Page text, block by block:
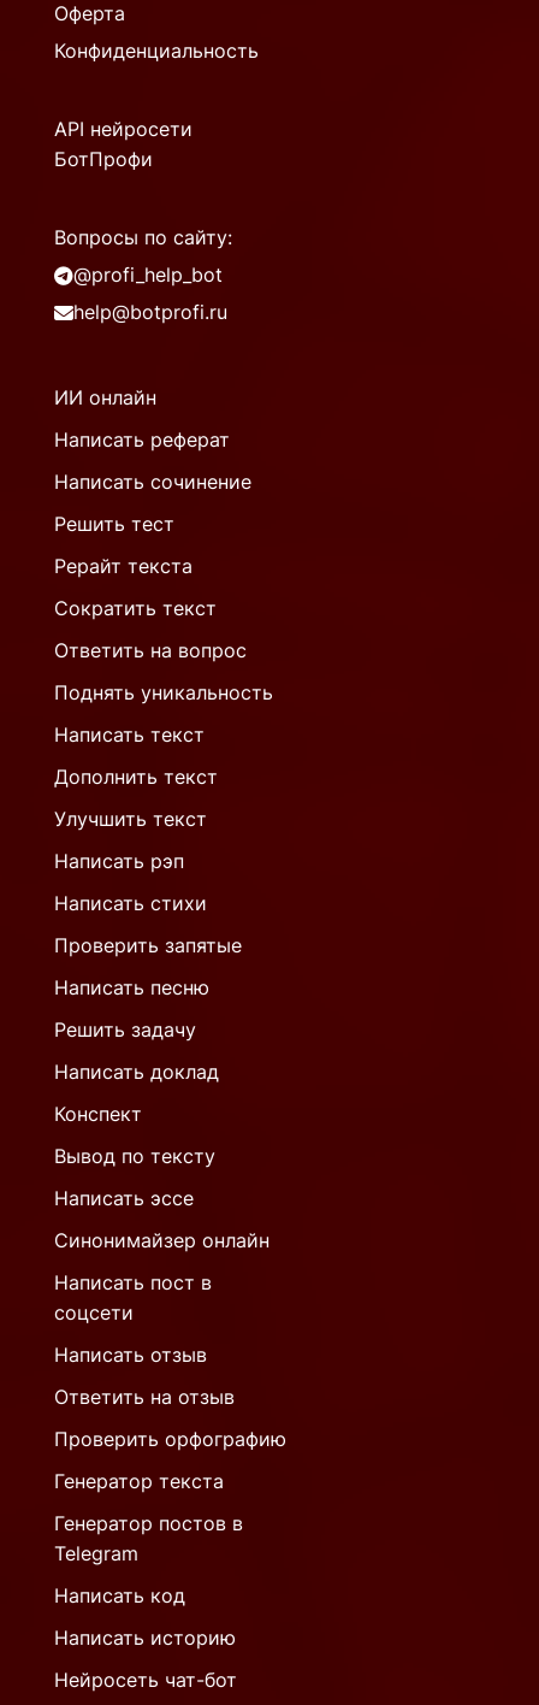
Оферта
Конфиденциальность
API нейросети
БотПрофи
Вопросы по сайту:
@profi_help_bot
help@botprofi.ru
ИИ онлайн
Написать реферат
Написать сочинение
Решить тест
Рерайт текста
Сократить текст
Ответить на вопрос
Поднять уникальность
Написать текст
Дополнить текст
Улучшить текст
Написать рэп
Написать стихи
Проверить запятые
Написать песню
Решить задачу
Написать доклад
Конспект
Вывод по тексту
Написать эссе
Синонимайзер онлайн
Написать пост в
соцсети
Написать отзыв
Ответить на отзыв
Проверить орфографию
Генератор текста
Генератор постов в
Telegram
Написать код
Написать историю
Нейросеть чат-бот